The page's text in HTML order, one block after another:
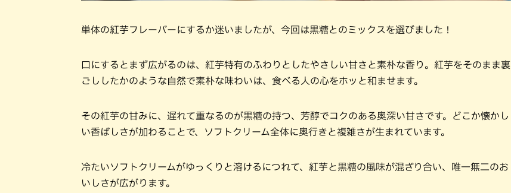
単体の紅芋フレーバーにするか迷いましたが、今回は黒糖とのミックスを選びました！
口にするとまず広がるのは、紅芋特有のふわりとしたやさしい甘さと素朴な香り。紅芋をそのまま裏
ごししたかのような自然で素朴な味わいは、食べる人の心をホッと和ませます。
その紅芋の甘みに、遅れて重なるのが黒糖の持つ、芳醇でコクのある奥深い甘さです。どこか懐かし
い香ばしさが加わることで、ソフトクリーム全体に奥行きと複雑さが生まれています。
冷たいソフトクリームがゆっくりと溶けるにつれて、紅芋と黒糖の風味が混ざり合い、唯一無二のお
いしさが広がります。